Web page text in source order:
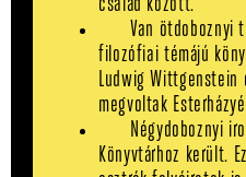
család között.
Van ötdoboznyi
filozófiai témájú
Ludwig Wittgenstein
megvoltak
Négydoboznyi
Könyvtárhoz került.